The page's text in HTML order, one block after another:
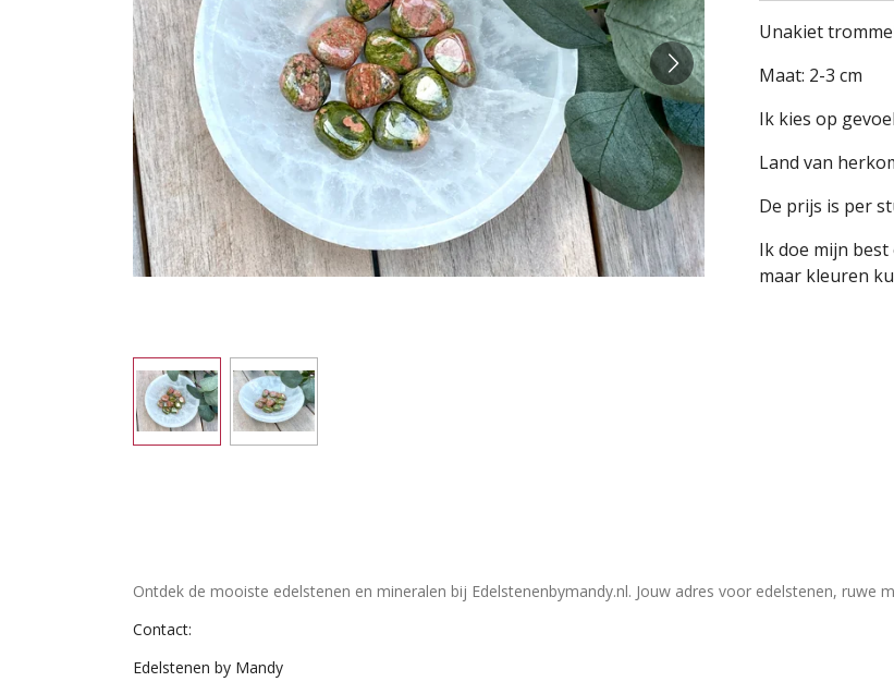
Unakiet
Maat: 2-3 cm
Ik kies op
Land van
De prijs is per
Ik doe mijn
maar kleuren
Ontdek de mooiste edelstenen en mineralen bij Edelstenenbymandy.nl. Jouw adres voor edelstenen, ruwe
Contact:
Edelstenen by Mandy